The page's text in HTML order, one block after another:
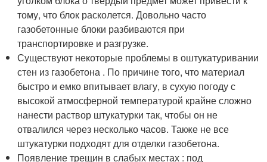
тому, что блок расколется. Довольно часто
газобетонные блоки разбиваются при
транспортировке и разгрузке.
Существуют некоторые проблемы в оштукатуривании
стен из газобетона . По причине того, что материал
быстро и емко впитывает влагу, в сухую погоду с
высокой атмосферной температурой крайне сложно
нанести раствор штукатурки так, чтобы он не
отвалился через несколько часов. Также не все
штукатурки подходят для отделки газобетона.
Появление трещин в слабых местах : под